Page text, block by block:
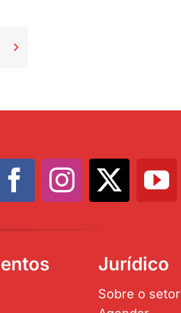

Jurídico
Sobre o setor